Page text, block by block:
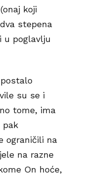
koji
stepena
u poglavlju
su se i
tome, ima
pak
ograničili na
na razne
On hoće,